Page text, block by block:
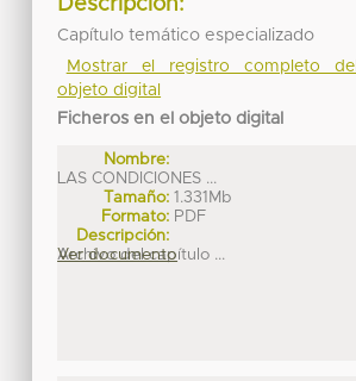
Descripción:
Capítulo temático especializado
Mostrar el registro completo del
objeto digital
Ficheros en el objeto digital
Nombre:
LAS CONDICIONES ...
Tamaño: 1.331Mb
Formato: PDF
Descripción:
Archivo del capítulo ...
Ver documento